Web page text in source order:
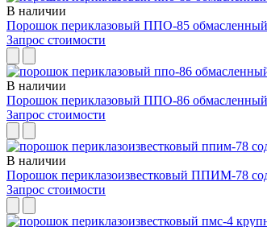
В наличии
Порошок периклазовый ППО-85
Запрос стоимости
В наличии
Порошок периклазовый ППО-86
Запрос стоимости
В наличии
Порошок периклазоизвестковый ППИМ-78
Запрос стоимости